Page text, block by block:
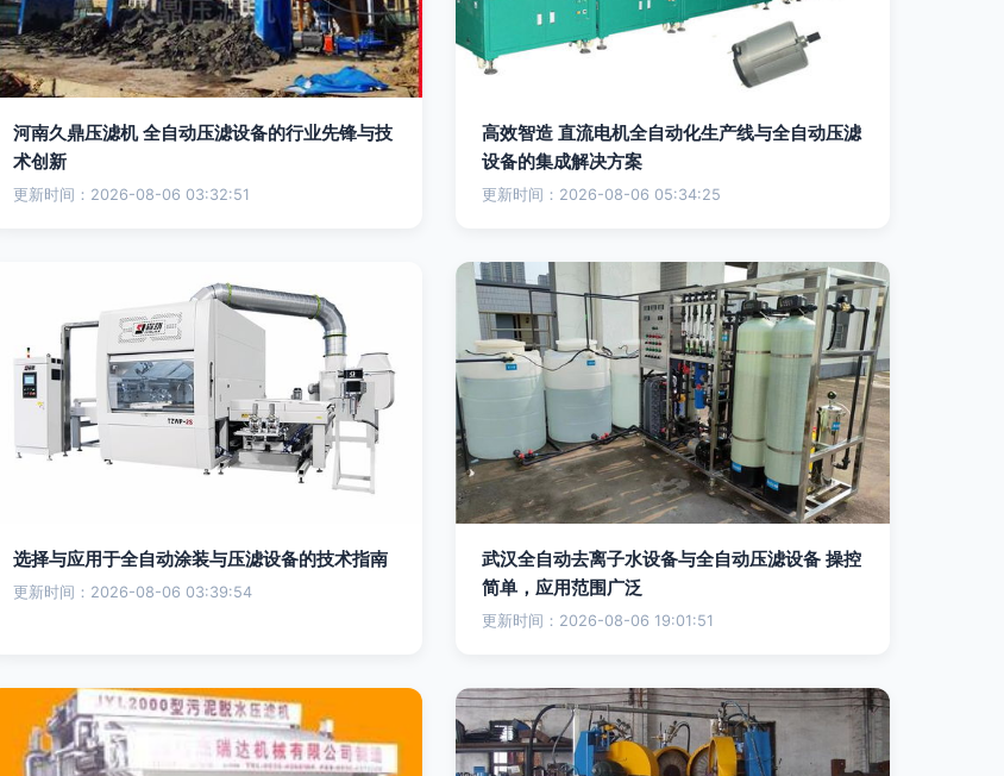
河南久鼎压滤机 全自动压滤设备的行业先锋与技
术创新
更新时间：2026-08-06 03:32:51
高效智造 直流电机全自动化生产线与全自动压滤
设备的集成解决方案
更新时间：2026-08-06 05:34:25
选择与应用于全自动涂装与压滤设备的技术指南
更新时间：2026-08-06 03:39:54
武汉全自动去离子水设备与全自动压滤设备 操控
简单，应用范围广泛
更新时间：2026-08-06 19:01:51